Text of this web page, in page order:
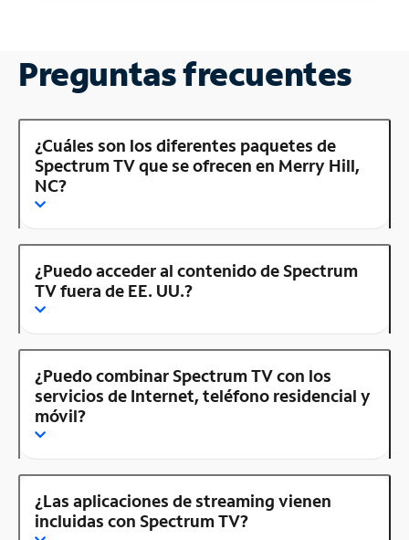
Preguntas frecuentes
¿Cuáles son los diferentes paquetes de
Spectrum TV que se ofrecen en Merry Hill,
NC?
¿Puedo acceder al contenido de Spectrum
TV fuera de EE. UU.?
¿Puedo combinar Spectrum TV con los
servicios de Internet, teléfono residencial y
móvil?
¿Las aplicaciones de streaming vienen
incluidas con Spectrum TV?